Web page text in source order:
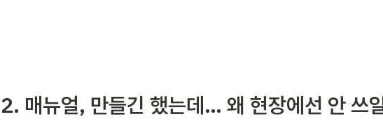
2. 매뉴얼, 만들긴 했는데… 왜 현장에선 안 쓰